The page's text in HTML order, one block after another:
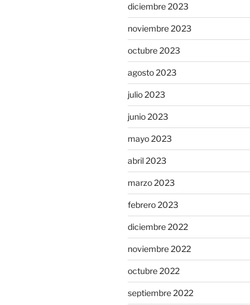
diciembre 2023
noviembre 2023
octubre 2023
agosto 2023
julio 2023
junio 2023
mayo 2023
abril 2023
marzo 2023
febrero 2023
diciembre 2022
noviembre 2022
octubre 2022
septiembre 2022